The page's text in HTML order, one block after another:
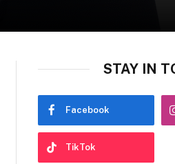
STAY IN
Facebook
TikTok